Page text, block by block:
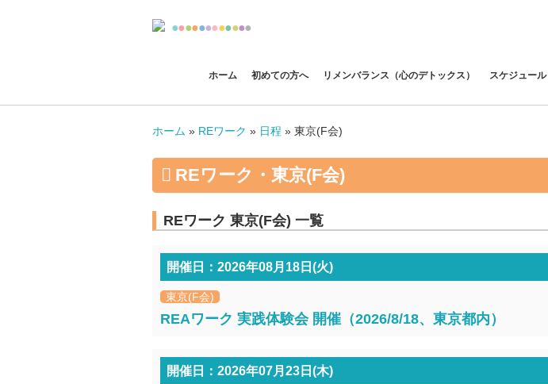
●●●●●●●●●●●●
ホーム 初めての方へ リメンバランス（心のデトックス） スケジュール
ホーム » REワーク » 日程 » 東京(F会)
REワーク・東京(F会)
REワーク 東京(F会) 一覧
開催日：2026年08月18日(火)
東京(F会)
REAワーク 実践体験会 開催（2026/8/18、東京都内）
開催日：2026年07月23日(木)